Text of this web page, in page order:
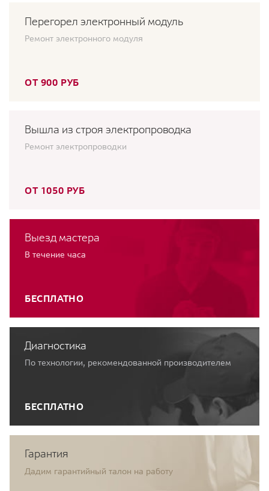
Перегорел электронный модуль
Ремонт электронного модуля
ОТ 900 РУБ
Вышла из строя электропроводка
Ремонт электропроводки
ОТ 1050 РУБ
Выезд мастера
В течение часа
БЕСПЛАТНО
Диагностика
По технологии, рекомендованной производителем
БЕСПЛАТНО
Гарантия
Дадим гарантийный талон на работу